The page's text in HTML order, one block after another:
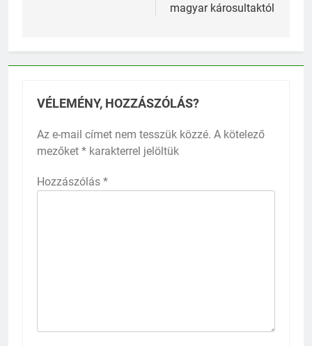
magyar károsultaktól
VÉLEMÉNY, HOZZÁSZÓLÁS?
Az e-mail címet nem tesszük közzé. A kötelező
mezőket * karakterrel jelöltük
Hozzászólás *